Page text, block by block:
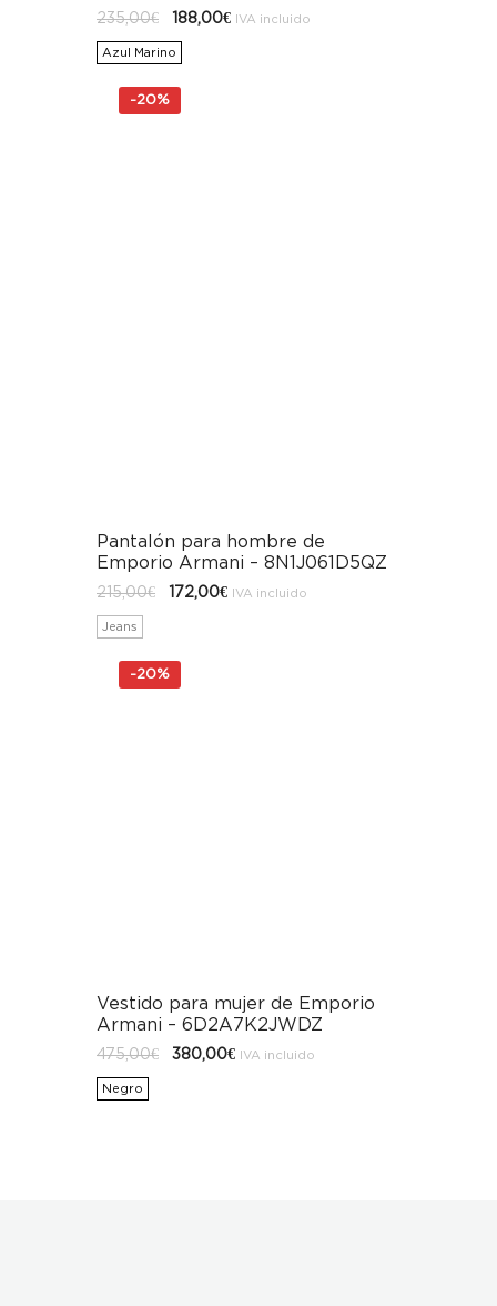
235,00€
El
original
era:
188,00€ElIVA incluido
Azul Marino
-20%
Pantalón para hombre de
Emporio Armani – 8N1J061D5QZ
215,00€
El172,00€ElIVA incluido
Jeans
-20%
Vestido para mujer de Emporio
Armani – 6D2A7K2JWDZ
475,00€
El380,00€ElIVA incluido
Negro